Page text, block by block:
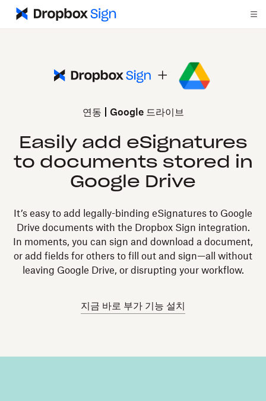
연동 Google 드라이브
Easily add eSignatures
to documents stored in
Google Drive
It’s easy to add legally-binding eSignatures to Google
Drive documents with the Dropbox Sign integration.
In moments, you can sign and download a document,
or add fields for others to fill out and sign—all without
leaving Google Drive, or disrupting your workflow.
지금 바로 부가 기능 설치